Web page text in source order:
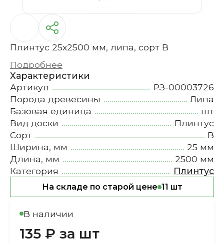
Плинтус 25х2500 мм, липа, сорт В
Подробнее
Характеристики
Артикул
РЗ-00003726
Порода древесины
Липа
Базовая единица
шт
Вид доски
Плинтус
Сорт
В
Ширина, мм
25 мм
Длина, мм
2500 мм
Категория
Плинтус
На складе по старой цене 11 шт
В наличии
135 ₽ за шт